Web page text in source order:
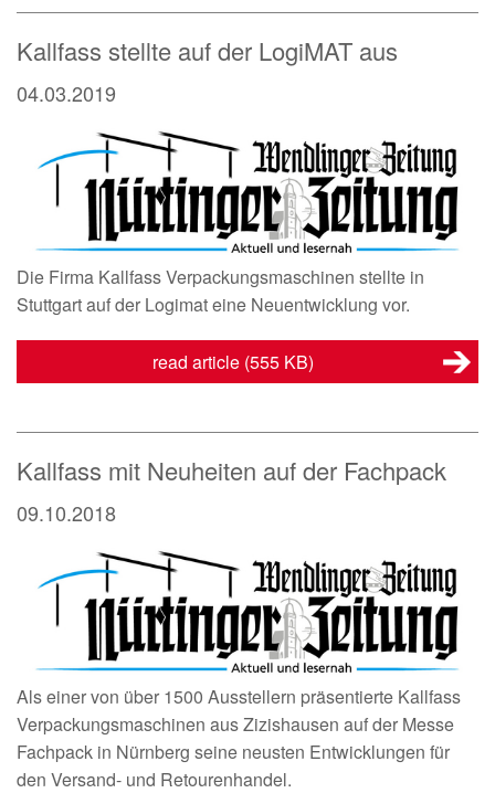
Kallfass stellte auf der LogiMAT aus
04.03.2019
Die Firma Kallfass Verpackungsmaschinen stellte in
Stuttgart auf der Logimat eine Neuentwicklung vor.
read article (555 KB)
Kallfass mit Neuheiten auf der Fachpack
09.10.2018
Als einer von über 1500 Ausstellern präsentierte Kallfass
Verpackungsmaschinen aus Zizishausen auf der Messe
Fachpack in Nürnberg seine neusten Entwicklungen für
den Versand- und Retourenhandel.